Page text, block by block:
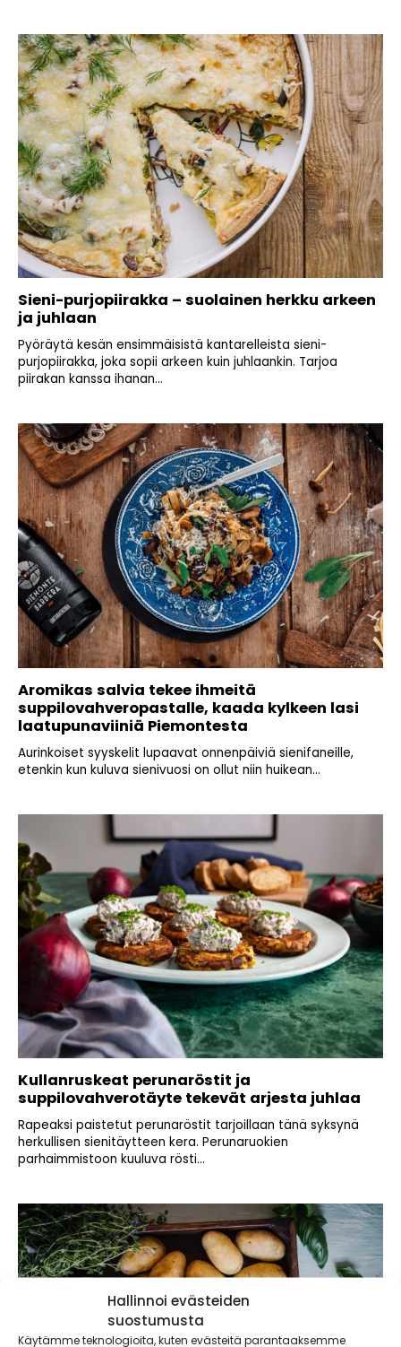
Hallinnoi evästeiden
suostumusta
Käytämme teknologioita, kuten evästeitä parantaaksemme
Sieni-purjopiirakka – suolainen herkku arkeen
ja juhlaan
Pyöräytä kesän ensimmäisistä kantarelleista sieni-
purjopiirakka, joka sopii arkeen kuin juhlaankin. Tarjoa
piirakan kanssa ihanan...
Aromikas salvia tekee ihmeitä
suppilovahveropastalle, kaada kylkeen lasi
laatupunaviiniä Piemontesta
Aurinkoiset syyskelit lupaavat onnenpäiviä sienifaneille,
etenkin kun kuluva sienivuosi on ollut niin huikean...
Kullanruskeat perunaröstit ja
suppilovahverotäyte tekevät arjesta juhlaa
Rapeaksi paistetut perunaröstit tarjoillaan tänä syksynä
herkullisen sienitäytteen kera. Perunaruokien
parhaimmistoon kuuluva rösti...